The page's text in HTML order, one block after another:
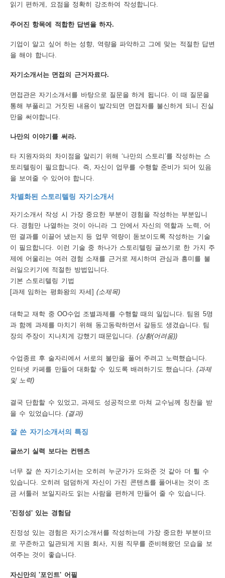
읽기 편하게, 요점을 정확히 강조하여 작성합니다.
주어진 항목에 적합한 답변을 하자.
기업이 알고 싶어 하는 성향, 역량을 파악하고 그에 맞는 적절한 답변
을 해야 합니다.
자기소개서는 면접의 근거자료다.
면접관은 자기소개서를 바탕으로 질문을 하게 됩니다. 이 때 질문을
통해 부풀리고 거짓된 내용이 발각되면 면접자를 불신하게 되니 진실
만을 써야합니다.
나만의 이야기를 써라.
타 지원자와의 차이점을 알리기 위해 ‘나만의 스토리’를 작성하는 스
토리텔링이 필요합니다. 즉, 자신이 업무를 수행할 준비가 되어 있음
을 보여줄 수 있어야 합니다.
차별화된 스토리텔링 자기소개서
자기소개서 작성 시 가장 중요한 부분이 경험을 작성하는 부분입니
다. 경험만 나열하는 것이 아니라 그 안에서 자신의 역할과 노력, 어
떤 결과를 이끌어 냈는지 등 업무 역량이 돋보이도록 작성하는 기술
이 필요합니다. 이런 기술 중 하나가 스토리텔링 글쓰기로 한 가지 주
제에 어울리는 여러 경험 소재를 근거로 제시하며 관심과 흥미를 불
러일으키기에 적절한 방법입니다.
기본 스토리텔링 기법
[과제 임하는 평화왕의 자세](소제목)
대학교 재학 중 OO수업 조별과제를 수행할 때의 일입니다. 팀원 5명
과 함께 과제를 마치기 위해 동고동락하면서 갈등도 생겼습니다. 팀
장의 주장이 지나치게 강했기 때문입니다. (상황(어려움))
수업종료 후 술자리에서 서로의 불만을 풀어 주려고 노력했습니다.
인터넷 카페를 만들어 대화할 수 있도록 배려하기도 했습니다.(과제
및 노력)
결국 단합할 수 있었고, 과제도 성공적으로 마쳐 교수님께 칭찬을 받
을 수 있었습니다. (결과)
잘 쓴 자기소개서의 특징
글쓰기 실력 보다는 컨텐츠
너무 잘 쓴 자기소기서는 오히려 누군가가 도와준 것 같아 더 튈 수
있습니다. 오히려 덤덤하게 자신이 가진 콘텐츠를 풀어내는 것이 조
금 서툴러 보일지라도 읽는 사람을 편하게 만들어 줄 수 있습니다.
'진정성' 있는 경험담
진정성 있는 경험은 자기소개서를 작성하는데 가장 중요한 부분이므
로 꾸준하고 일관되게 지원 회사, 지원 직무를 준비해왔던 모습을 보
여주는 것이 좋습니다.
자신만의 '포인트' 어필
우
미
취
사
안
내